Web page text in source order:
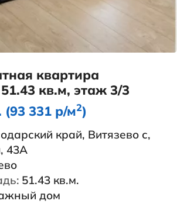
квартира
кв.м, этаж 3/3
(93 331 р/м2)
край, Витязево с,
43А
51.43 кв.м.
дом